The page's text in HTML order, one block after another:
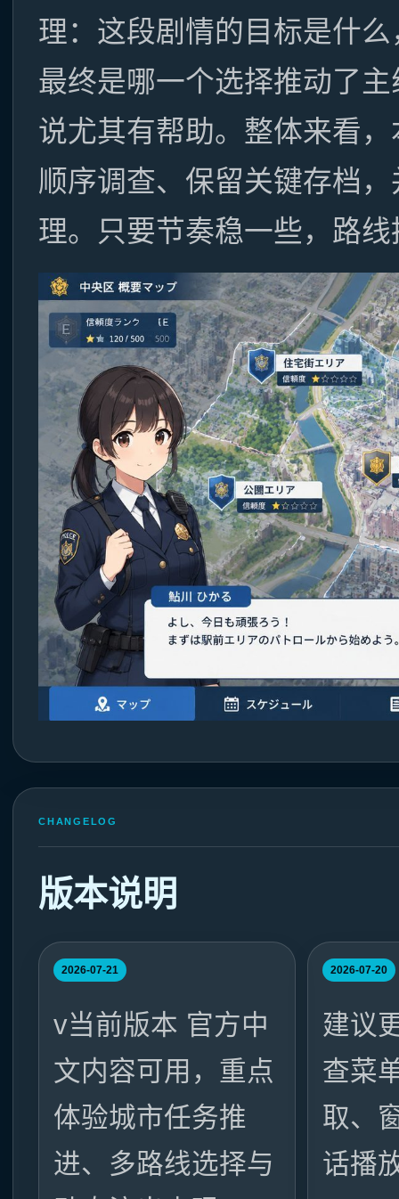
理：这段剧情的目标是什
最终是哪一个选择推动了
说尤其有帮助。整体来看
顺序调查、保留关键存档
理。只要节奏稳一些，路
CHANGELOG
版本说明
2026-07-21
v当前版本 官方中
文内容可用，重点
体验城市任务推
进、多路线选择与
2026-07-20
建议
查菜
取、
话播